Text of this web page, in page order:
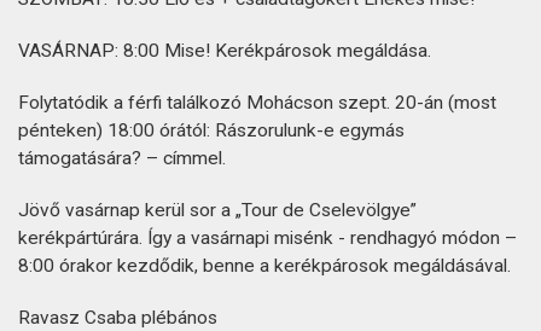
VASÁRNAP: 8:00 Mise! Kerékpárosok megáldása.
Folytatódik a férfi találkozó Mohácson szept. 20-án (most
pénteken) 18:00 órától: Rászorulunk-e egymás
támogatására? – címmel.
Jövő vasárnap kerül sor a „Tour de Cselevölgye”
kerékpártúrára. Így a vasárnapi misénk - rendhagyó módon –
8:00 órakor kezdődik, benne a kerékpárosok megáldásával.
Ravasz Csaba plébános